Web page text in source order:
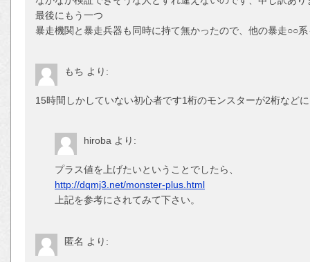
最後にもう一つ
暴走機関と暴走兵器も同時に持て無かったので、他の暴走○○
もち より:
15時間しかしていない初心者です1桁のモンスターが2桁など
hiroba より:
プラス値を上げたいということでしたら、
http://dqmj3.net/monster-plus.html
上記を参考にされてみて下さい。
匿名 より: